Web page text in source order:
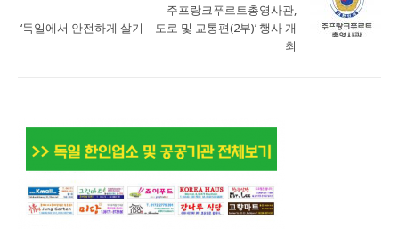
주프랑크푸르트총영사관,
‘독일에서 안전하게 살기 – 도로 및 교통편(2부)’ 행사 개
최